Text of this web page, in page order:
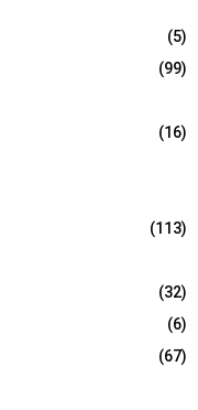
(5)
(99)
(16)
(113)
(32)
(6)
(67)